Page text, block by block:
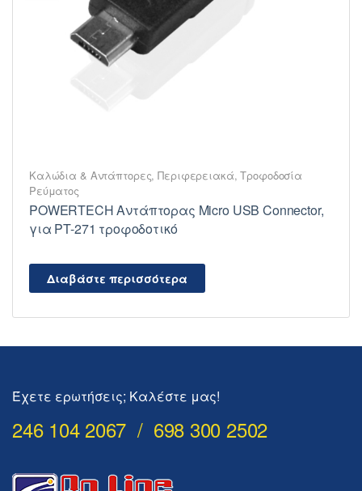
Καλώδια & Αντάπτορες,Περιφερειακά,Τροφοδοσία
Ρεύματος
POWERTECH Αντάπτορας Micro USB Connector,
για PT-271 τροφοδοτικό
Διαβάστε περισσότερα
Έχετε ερωτήσεις; Καλέστε μας!
246 104 2067 / 698 300 2502